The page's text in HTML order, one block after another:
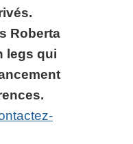
Roberta
legs qui